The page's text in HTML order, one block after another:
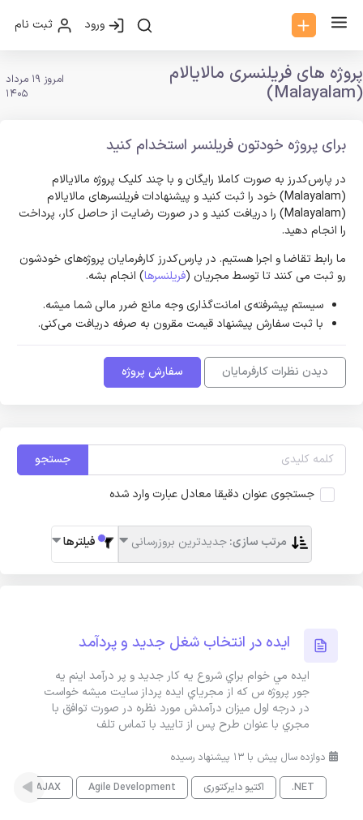
ورود ثبت نام
پروژه های فریلنسری مالایالام
(Malayalam)
امروز 19 مرداد
1405
برای پروژه خودتون فریلنسر استخدام کنید
در پارس‌کدرز به صورت کاملا رایگان و با چند کلیک پروژه مالایالام
(Malayalam) خود را ثبت کنید و پیشنهادات فریلنسر‌های مالایالام
(Malayalam) را دریافت کنید و در صورت رضایت از حاصل کار، پرداخت
را انجام دهید.
ما رابط تقاضا و اجرا هستیم. در پارس‌کدرز کارفرمایان پروژه‌های خودشون
رو ثبت می کنند تا توسط مجریان (فریلنسرها) انجام بشه.
سیستم پیشرفته‌ی امانت‌گذاری وجه مانع ضرر مالی شما میشه.
با ثبت سفارش پیشنهاد قیمت مقرون به صرفه دریافت می‌کنی.
دیدن نظرات کارفرمایان سفارش پروژه
جستجو
جستجوی عنوان دقیقا معادل عبارت وارد شده
مرتب سازی:جدیدترین بروزرسانی فیلترها
ايده در انتخاب شغل جديد و پردآمد
ايده مي خوام براي شروع يه کار جديد و پر درآمد اينم يه
جور پروژه س که از مجرياي ايده پرداز سايت ميشه خواست
در درجه اول ميزان درآمدش مورد نظره در صورت توافق با
مجري با عنوان طرح پس از تاييد با تماس تلف
دوازده سال پیش با 13 پیشنهاد رسیده
.NET
اکتیو دایرکتوری Agile Development
AJAX